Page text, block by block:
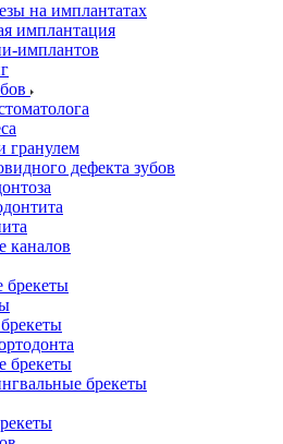
на имплантатах
имплантация
имплантов
гранулем
дефекта зубов
каналов
брекеты
брекеты
брекеты